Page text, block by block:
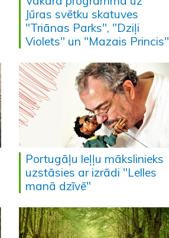
Jūras svētku skatuves
"Triānas Parks", "Dziļi
Violets" un "Mazais Princis"
Portugāļu leļļu mākslinieks
uzstāsies ar izrādi "Lelles
manā dzīvē"